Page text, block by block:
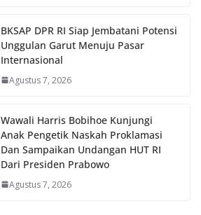
BKSAP DPR RI Siap Jembatani Potensi
Unggulan Garut Menuju Pasar
Internasional
Agustus 7, 2026
Wawali Harris Bobihoe Kunjungi
Anak Pengetik Naskah Proklamasi
Dan Sampaikan Undangan HUT RI
Dari Presiden Prabowo
Agustus 7, 2026